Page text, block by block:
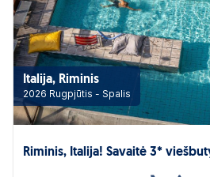
Italija, Riminis
2026 Rugpjūtis - Spalis
Riminis, Italija! Savaitė 3*